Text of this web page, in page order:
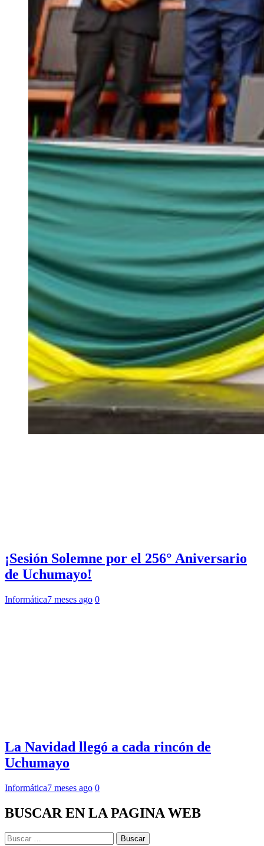
¡Sesión Solemne por el 256° Aniversario
de Uchumayo!
Informática7 meses ago 0
La Navidad llegó a cada rincón de
Uchumayo
Informática7 meses ago 0
BUSCAR EN LA PAGINA WEB
Buscar: